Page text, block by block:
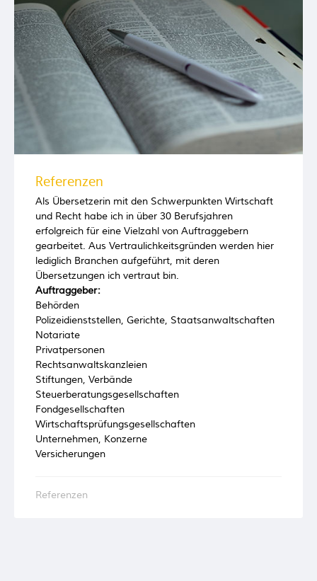
Referenzen
Als Übersetzerin mit den Schwerpunkten Wirtschaft
und Recht habe ich in über 30 Berufsjahren
erfolgreich für eine Vielzahl von Auftraggebern
gearbeitet. Aus Vertraulichkeitsgründen werden hier
lediglich Branchen aufgeführt, mit deren
Übersetzungen ich vertraut bin.
Auftraggeber:
Behörden
Polizeidienststellen, Gerichte, Staatsanwaltschaften
Notariate
Privatpersonen
Rechtsanwaltskanzleien
Stiftungen, Verbände
Steuerberatungsgesellschaften
Fondgesellschaften
Wirtschaftsprüfungsgesellschaften
Unternehmen, Konzerne
Versicherungen
Referenzen